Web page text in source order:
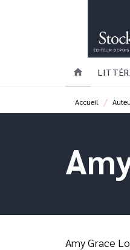
home
Accueil /
Amy Grace